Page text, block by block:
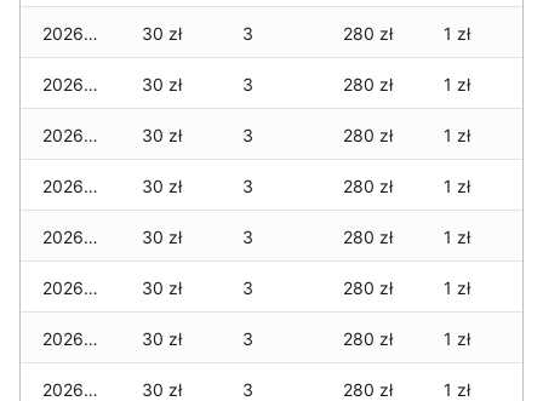
2026-06-26 30 zł 3 280 zł 1 zł
2026-06-25 30 zł 3 280 zł 1 zł
2026-06-24 30 zł 3 280 zł 1 zł
2026-06-23 30 zł 3 280 zł 1 zł
2026-06-22 30 zł 3 280 zł 1 zł
2026-06-21 30 zł 3 280 zł 1 zł
2026-06-20 30 zł 3 280 zł 1 zł
2026-06-19 30 zł 3 280 zł 1 zł